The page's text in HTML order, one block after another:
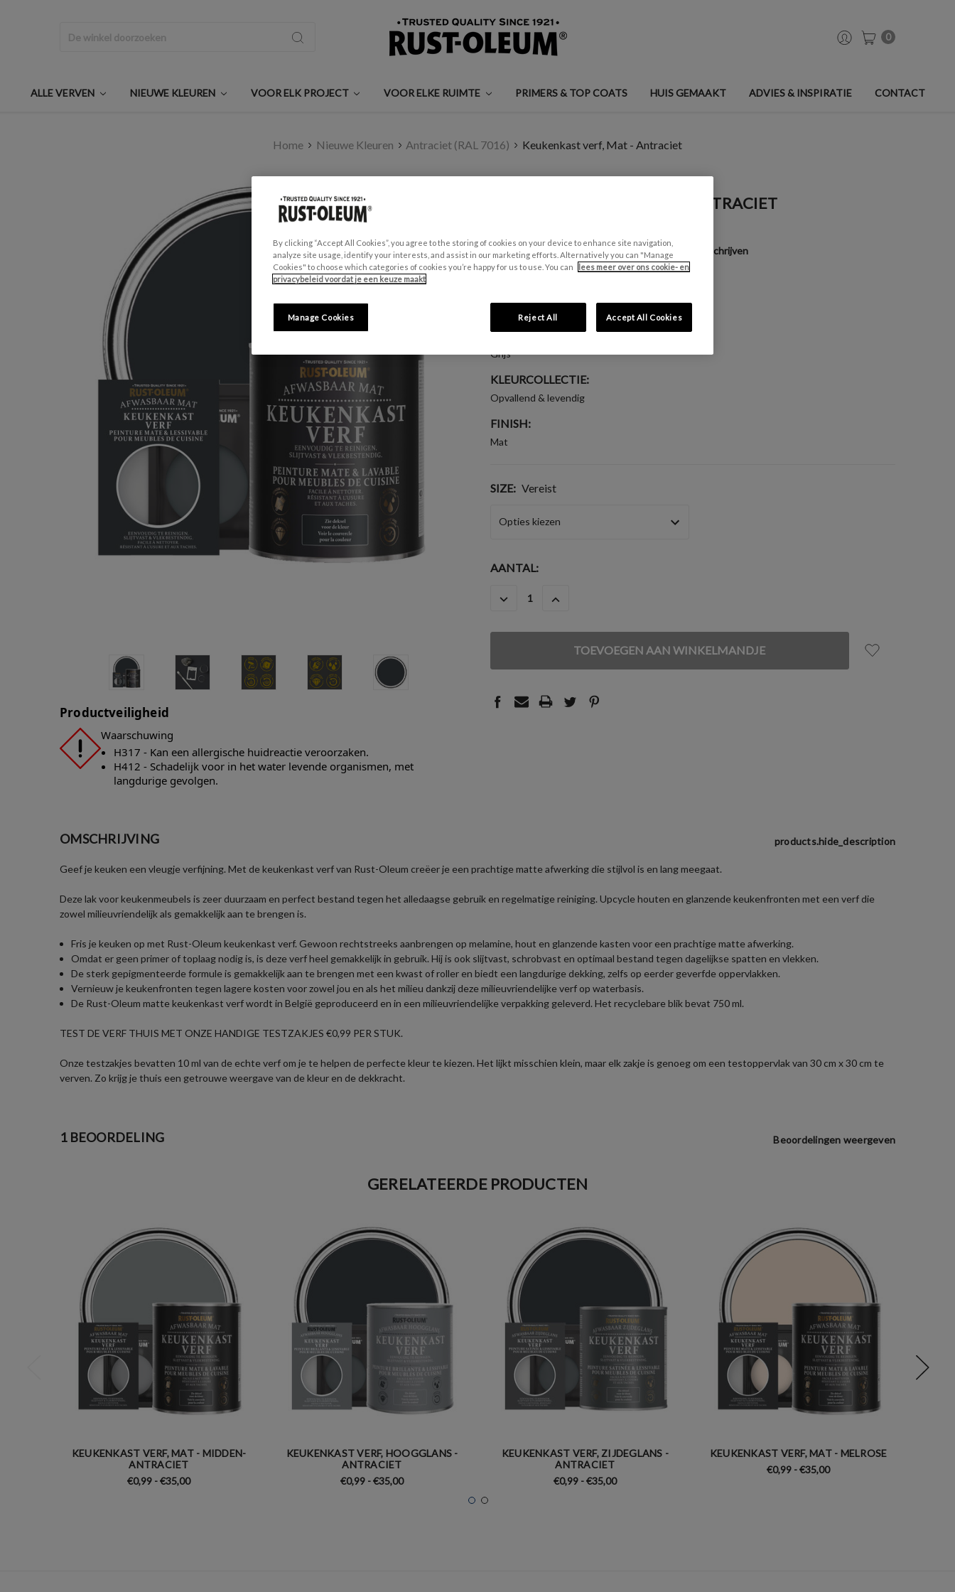
0
ALLE VERVEN NIEUWE KLEUREN VOOR ELK PROJECT VOOR ELKE RUIMTE PRIMERS & TOP COATS HUIS GEMAAKT ADVIES & INSPIRATIE CONTACT
Home Nieuwe Kleuren Antraciet (RAL 7016) Keukenkast verf, Mat - Antraciet
KEUKENKAST VERF, MAT - ANTRACIET
(1 beoordeling)
Een beoordeling schrijven
Productveiligheid
Waarschuwing
H317 - Kan een allergische huidreactie veroorzaken.
H412 - Schadelijk voor in het water levende organismen, met
langdurige gevolgen.
KLEURGROEP:
Grijs
KLEURCOLLECTIE:
Opvallend & levendig
FINISH:
Mat
SIZE: Vereist
HUIDIGE
AANTAL:
HOEVEELHEID
UNDEFINED
HOEVEELHEID
UNDEFINED
OMSCHRIJVING products.hide_description
Geef je keuken een vleugje verfijning. Met de keukenkast verf van Rust-Oleum creëer je een prachtige matte afwerking die stijlvol is en lang meegaat.
Deze lak voor keukenmeubels is zeer duurzaam en perfect bestand tegen het alledaagse gebruik en regelmatige reiniging. Upcycle houten en glanzende keukenfronten met een verf die
zowel milieuvriendelijk als gemakkelijk aan te brengen is.
Fris je keuken op met Rust-Oleum keukenkast verf. Gewoon rechtstreeks aanbrengen op melamine, hout en glanzende kasten voor een prachtige matte afwerking.
Omdat er geen primer of toplaag nodig is, is deze verf heel gemakkelijk in gebruik. Hij is ook slijtvast, schrobvast en optimaal bestand tegen dagelijkse spatten en vlekken.
De sterk gepigmenteerde formule is gemakkelijk aan te brengen met een kwast of roller en biedt een langdurige dekking, zelfs op eerder geverfde oppervlakken.
Vernieuw je keukenfronten tegen lagere kosten voor zowel jou en als het milieu dankzij deze milieuvriendelijke verf op waterbasis.
De Rust-Oleum matte keukenkast verf wordt in België geproduceerd en in een milieuvriendelijke verpakking geleverd. Het recyclebare blik bevat 750 ml.
TEST DE VERF THUIS MET ONZE HANDIGE TESTZAKJES €0,99 PER STUK.
Onze testzakjes bevatten 10 ml van de echte verf om je te helpen de perfecte kleur te kiezen. Het lijkt misschien klein, maar elk zakje is genoeg om een testoppervlak van 30 cm x 30 cm te
verven. Zo krijg je thuis een getrouwe weergave van de kleur en de dekkracht.
1 BEOORDELING Beoordelingen weergeven
GERELATEERDE PRODUCTEN
KEUKENKAST VERF, MAT - MIDDEN-
ANTRACIET
€0,99 - €35,00
KEUKENKAST VERF, HOOGGLANS -
ANTRACIET
€0,99 - €35,00
KEUKENKAST VERF, ZIJDEGLANS -
ANTRACIET
€0,99 - €35,00
KEUKENKAST VERF, MAT - MELROSE
€0,99 - €35,00
By clicking “Accept All Cookies”, you agree to the storing of cookies on your device to enhance site navigation,
analyze site usage, identify your interests, and assist in our marketing efforts. Alternatively you can "Manage
Cookies" to choose which categories of cookies you’re happy for us to use. You can
lees meer over ons cookie- en
privacybeleid voordat je een keuze maakt
Reject All Accept All Cookies
Manage Cookies